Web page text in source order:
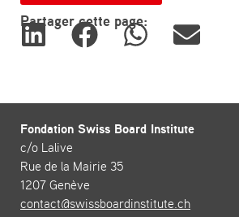
Partager cette page:
Fondation Swiss Board Institute
c/o Lalive
Rue de la Mairie 35
1207 Genève
contact@swissboardinstitute.ch